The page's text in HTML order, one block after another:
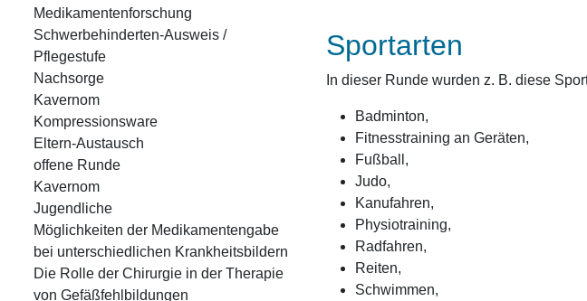
Medikamentenforschung
Schwerbehinderten-Ausweis /
Pflegestufe
Nachsorge
Kavernom
Kompressionsware
Eltern-Austausch
offene Runde
Kavernom
Jugendliche
Möglichkeiten der Medikamentengabe
bei unterschiedlichen Krankheitsbildern
Die Rolle der Chirurgie in der Therapie
von Gefäßfehlbildungen
Sportarten
In dieser Runde wurden z. B. diese
Badminton,
Fitnesstraining an Geräten,
Fußball,
Judo,
Kanufahren,
Physiotraining,
Radfahren,
Reiten,
Schwimmen,